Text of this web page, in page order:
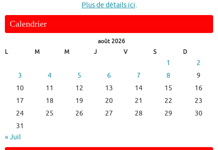
Plus de détails ici.
Calendrier
août 2026
L
M M J V S D
1
2
3
4 5 6 7 8
9
10
11 12 13 14 15
16
17
18 19 20 21 22
23
24
25 26 27 28 29
30
31
« Juil